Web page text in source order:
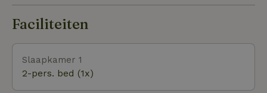
verwarming is middels een Airco/verwarming en/of
een houtkachel, 1 mand hout is aanwezig.
zon ondergaat achter de weilanden. De omgeving
nodigt uit tot wandelen, fietsen en het ontdekken
regio. De streek heeft een perfecte balans tussen
recreatie, sport en het boerenleven. Af en toe zal
een trekker over de weg rijden voor onderhoud en
Faciliteiten
Slaapkamer 1
2-pers. bed (1x)